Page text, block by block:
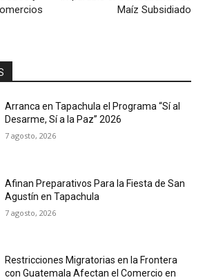
Maíz Subsidiado
Arranca en Tapachula el Programa “Sí al
Desarme, Sí a la Paz” 2026
7 agosto, 2026
Afinan Preparativos Para la Fiesta de San
Agustín en Tapachula
7 agosto, 2026
Restricciones Migratorias en la Frontera
con Guatemala Afectan el Comercio en